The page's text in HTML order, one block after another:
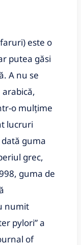
este o
putea găsi
A nu se
o mulțime
lucruri
guma
grec,
guma de
numit
pylori” a
of